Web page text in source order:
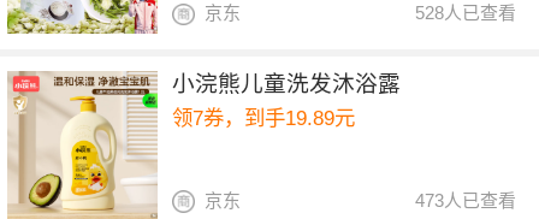
528人已查看
京东
小浣熊儿童洗发沐浴露
领7券，到手19.89元
473人已查看
京东